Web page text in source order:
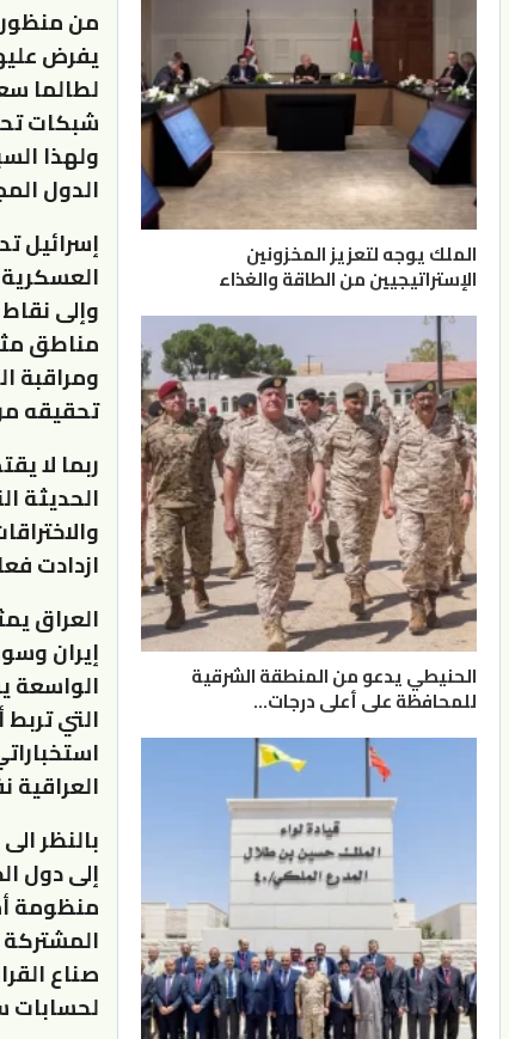
من منظور
يفرض
لطالما
شبكات
ولهذا
الدول
إسرائيل
وإلى
مناطق
ومراقبة
تحقيقه
ربما لا
الحديثة
ازدادت
العراق
إيران
الواسعة
التي
العراقية
بالنظر
إلى دول
منظومة
صناع
لحسابات
الملك يوجه لتعزيز المخزونين
الإستراتيجيين من الطاقة والغذاء
الحنيطي يدعو من المنطقة الشرقية
للمحافظة على أعلى درجات…